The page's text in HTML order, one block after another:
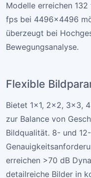
Modelle erreichen
fps bei 4496×4496
überzeugt bei
Bewegungsanalyse.
Flexible
Bietet 1×1, 2×2, 3×3,
zur Balance von
Bildqualität. 8- und
erreichen >70 dB
detailreiche Bilder in